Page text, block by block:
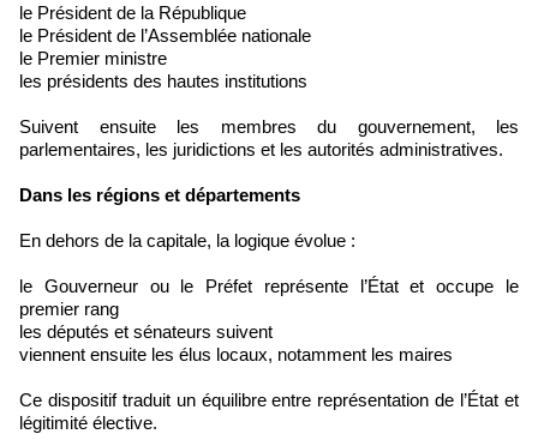
le Président de la République
le Président de l’Assemblée nationale
le Premier ministre
les présidents des hautes institutions
Suivent ensuite les membres du gouvernement, les
parlementaires, les juridictions et les autorités administratives.
Dans les régions et départements
En dehors de la capitale, la logique évolue :
le Gouverneur ou le Préfet représente l’État et occupe le
premier rang
les députés et sénateurs suivent
viennent ensuite les élus locaux, notamment les maires
Ce dispositif traduit un équilibre entre représentation de l’État et
légitimité élective.